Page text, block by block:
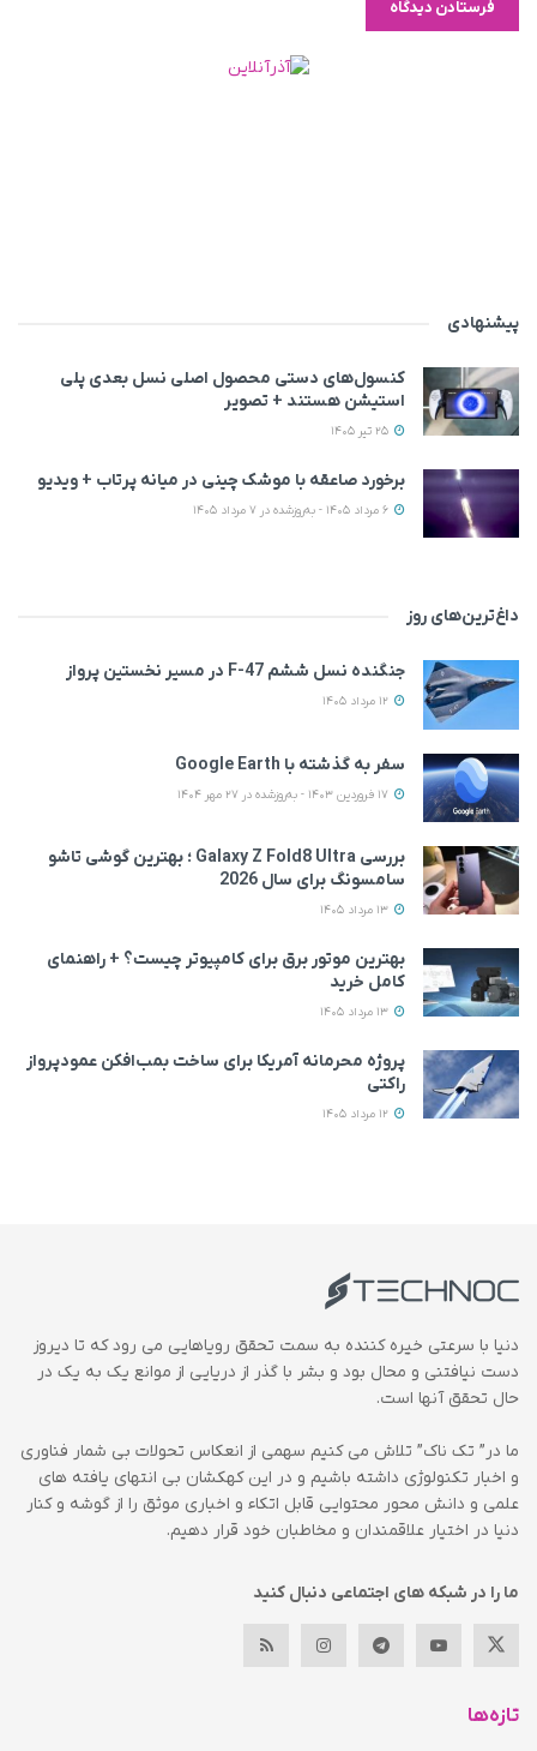
پیشنهادی
کنسول‌های دستی محصول اصلی نسل بعدی پلی
استیشن هستند + تصویر
برخورد صاعقه با موشک چینی در میانه پرتاب + ویدیو
داغ‌ترین‌های روز
جنگنده نسل ششم F-47 در مسیر نخستین پرواز
سفر به گذشته با Google Earth
بررسی Galaxy Z Fold8 Ultra ؛ بهترین گوشی تاشو
سامسونگ برای سال 2026
بهترین موتور برق برای کامپیوتر چیست؟ + راهنمای
کامل خرید
پروژه محرمانه آمریکا برای ساخت بمب‌افکن عمودپرواز
راکتی
دنیا با سرعتی خیره کننده به سمت تحقق رویاهایی می رود که تا دیروز
دست نیافتنی و محال بود و بشر با گذر از دریایی از موانع یک به یک در
حال تحقق آنها است.
ما در” تک ناک” تلاش می کنیم سهمی از انعکاس تحولات بی شمار فناوری
و اخبار تکنولوژی داشته باشیم و در این کهکشان بی انتهای یافته های
علمی و دانش محور محتوایی قابل اتکاء و اخباری موثق را از گوشه و کنار
دنیا در اختیار علاقمندان و مخاطبان خود قرار دهیم.
ما را در شبکه های اجتماعی دنبال کنید
تازه‌ها